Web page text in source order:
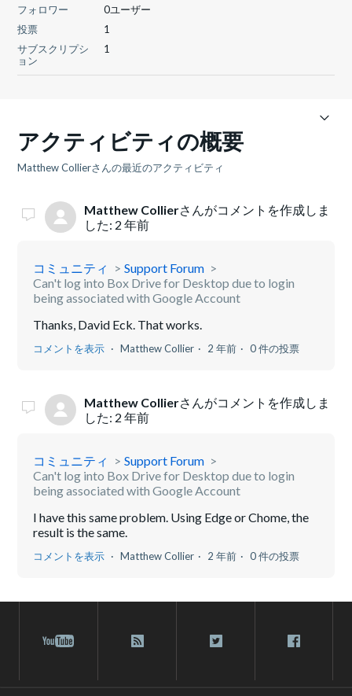
フォロワー
0ユーザー
投票
1
サブスクリプシ
ョン
1
アクティビティの概要
Matthew Collierさんの最近のアクティビティ
Matthew Collierさんがコメントを作成しま
した: 2 年前
コミュニティ
Support Forum
Can't log into Box Drive for Desktop due to login
being associated with Google Account
Thanks, David Eck. That works.
コメントを表示 Matthew Collier 2 年前 0 件の投票
Matthew Collierさんがコメントを作成しま
した: 2 年前
コミュニティ
Support Forum
Can't log into Box Drive for Desktop due to login
being associated with Google Account
I have this same problem. Using Edge or Chome, the
result is the same.
コメントを表示 Matthew Collier 2 年前 0 件の投票